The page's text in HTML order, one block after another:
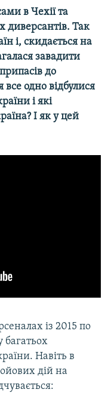
в Чехії та
диверсантів. Так
і, скидається на
завадити
до
одно відбулися
і які
І як у цей
із 2015 по
багатьох
Навіть в
дій на